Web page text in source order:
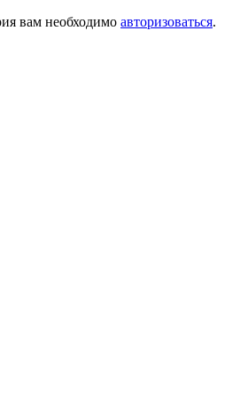
вам необходимо авторизоваться.